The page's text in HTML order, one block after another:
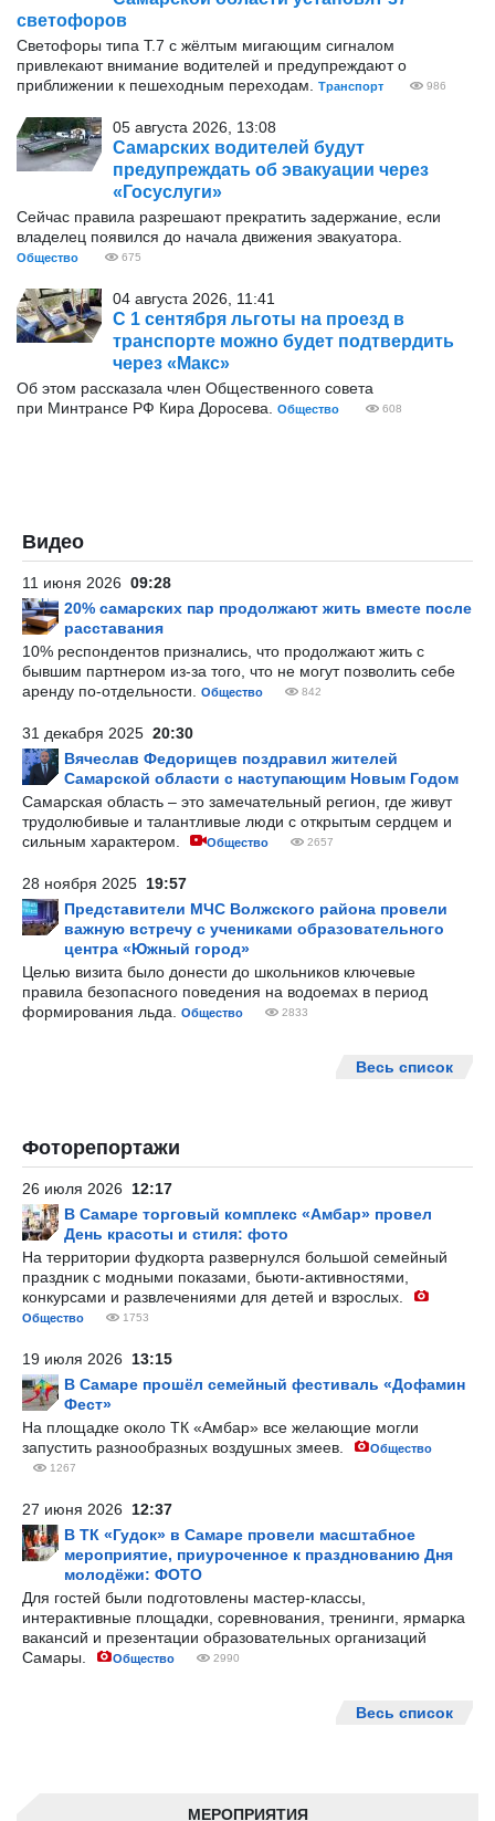
МЕРОПРИЯТИЯ
светофоров
Светофоры типа Т.7 с жёлтым мигающим сигналом
привлекают внимание водителей и предупреждают о
приближении к пешеходным переходам.
Транспорт 986
05 августа 2026, 13:08
Самарских водителей будут
предупреждать об эвакуации через
«Госуслуги»
Сейчас правила разрешают прекратить задержание, если
владелец появился до начала движения эвакуатора.
Общество 675
04 августа 2026, 11:41
С 1 сентября льготы на проезд в
транспорте можно будет подтвердить
через «Макс»
Об этом рассказала член Общественного совета
при Минтрансе РФ Кира Доросева.
Общество 608
Видео
11 июня 2026 09:28
20% самарских пар продолжают жить вместе после
расставания
10% респондентов признались, что продолжают жить с
бывшим партнером из-за того, что не могут позволить себе
аренду по-отдельности.
Общество 842
31 декабря 2025 20:30
Вячеслав Федорищев поздравил жителей
Самарской области с наступающим Новым Годом
Самарская область – это замечательный регион, где живут
трудолюбивые и талантливые люди с открытым сердцем и
сильным характером.
Общество 2657
28 ноября 2025 19:57
Представители МЧС Волжского района провели
важную встречу с учениками образовательного
центра «Южный город»
Целью визита было донести до школьников ключевые
правила безопасного поведения на водоемах в период
формирования льда.
Общество 2833
Весь список
Фоторепортажи
26 июля 2026 12:17
В Самаре торговый комплекс «Амбар» провел
День красоты и стиля: фото
На территории фудкорта развернулся большой семейный
праздник с модными показами, бьюти-активностями,
конкурсами и развлечениями для детей и взрослых.
Общество 1753
19 июля 2026 13:15
В Самаре прошёл семейный фестиваль «Дофамин
Фест»
На площадке около ТК «Амбар» все желающие могли
запустить разнообразных воздушных змеев.
Общество
1267
27 июня 2026 12:37
В ТК «Гудок» в Самаре провели масштабное
мероприятие, приуроченное к празднованию Дня
молодёжи: ФОТО
Для гостей были подготовлены мастер-классы,
интерактивные площадки, соревнования, тренинги, ярмарка
вакансий и презентации образовательных организаций
Самары.
Общество 2990
Весь список